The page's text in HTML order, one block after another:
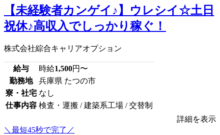
【未経験者カンゲイ♪】ウレシイ☆土日
祝休♪高収入でしっかり稼ぐ！
株式会社綜合キャリアオプション
給与 時給1,500円〜
勤務地
兵庫県 たつの市
寮・社宅 なし
仕事内容 検査・運搬 / 建築系工場 / 交替制
詳細を表示
＼最短45秒で完了／